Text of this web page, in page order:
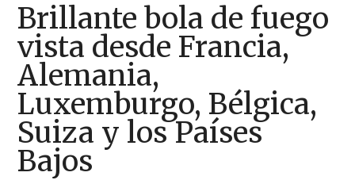
Brillante bola de fuego
vista desde Francia,
Alemania,
Luxemburgo, Bélgica,
Suiza y los Países
Bajos